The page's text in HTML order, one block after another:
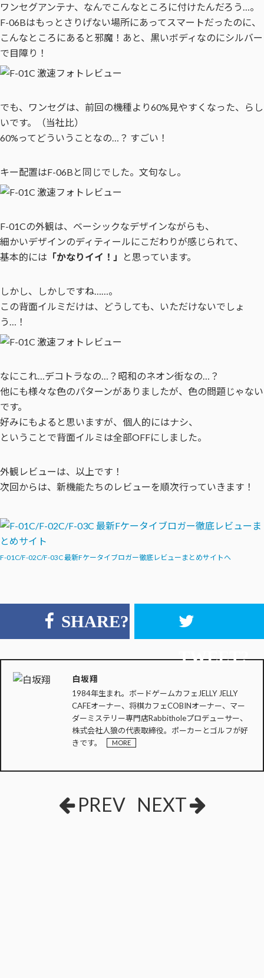
ワンセグアンテナ、なんでこんなところに付けたんだろう…。
F-06Bはもっとさりげない場所にあってスマートだったのに、
こんなところにあると邪魔！あと、黒いボディなのにシルバー
で目障り！
でも、ワンセグは、前回の機種より60%見やすくなった、らし
いです。（当社比）
60%ってどういうことなの…？ すごい！
キー配置はF-06Bと同じでした。文句なし。
F-01Cの外観は、ベーシックなデザインながらも、
細かいデザインのディティールにこだわりが感じられて、
基本的には 「かなりイイ！」 と思っています。
しかし、しかしですね……。
この背面イルミだけは、どうしても、いただけないでしょ
う…！
なにこれ…デコトラなの…？昭和のネオン街なの…？
他にも様々な色のパターンがありましたが、色の問題じゃない
です。
好みにもよると思いますが、個人的にはナシ、
ということで背面イルミは全部OFFにしました。
外観レビューは、以上です！
次回からは、新機能たちのレビューを順次行っていきます！
F-01C/F-02C/F-03C 最新Fケータイブロガー徹底レビューまとめサイトへ
SHARE?
TWEET?
白坂翔
1984年生まれ。ボードゲームカフェJELLY JELLY
CAFEオーナー、将棋カフェCOBINオーナー、マー
ダーミステリー専門店Rabbitholeプロデューサー、
株式会社人狼の代表取締役。ポーカーとゴルフが好
きです。
MORE
PREV NEXT